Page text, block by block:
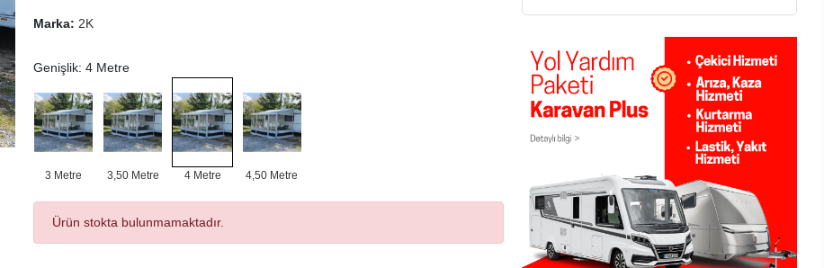
Marka: 2K
Genişlik: 4 Metre
3 Metre 3,50 Metre 4 Metre 4,50 Metre
Ürün stokta bulunmamaktadır.